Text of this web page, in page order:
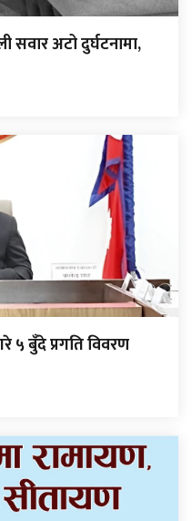
सवार अटो दुर्घटनामा,
५ बुँदे प्रगति विवरण